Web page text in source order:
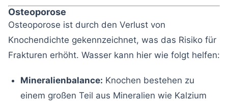
Osteoporose
Osteoporose ist durch den Verlust von
Knochendichte gekennzeichnet, was das Risiko für
Frakturen erhöht. Wasser kann hier wie folgt helfen:
Mineralienbalance: Knochen bestehen zu
einem großen Teil aus Mineralien wie Kalzium